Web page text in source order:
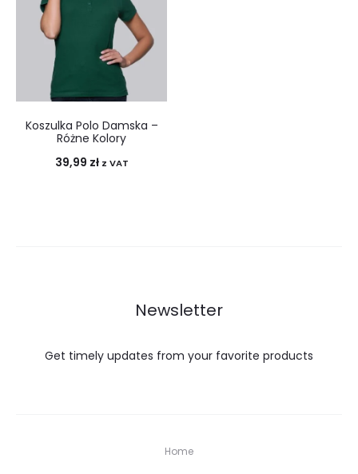
Koszulka Polo Damska –
Różne Kolory
39,99 zł z VAT
Newsletter
Get timely updates from your favorite products
Home